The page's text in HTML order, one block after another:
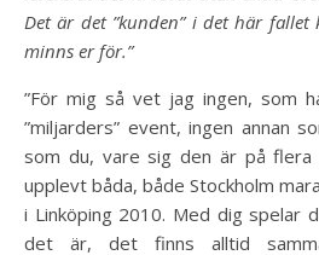
Det är det ”kunden” i det här fallet
minns er för.”
”För mig så vet jag ingen, som
”miljarders” event, ingen annan
som du, vare sig den är på flera
upplevt båda, både Stockholm
i Linköping 2010. Med dig spelar
det är, det finns alltid